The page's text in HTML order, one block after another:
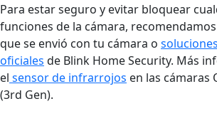
Para estar seguro y evitar bloquear
funciones de la cámara,
que se envió con tu cámara o
oficiales de Blink Home Security. Más
el sensor de infrarrojos en las
(3rd Gen).